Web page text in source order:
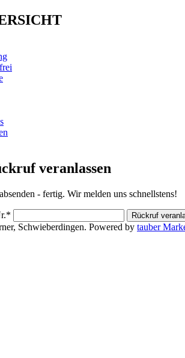
veranlassen
- fertig. Wir melden uns schnellstens!
*
Schwieberdingen. Powered by tauber